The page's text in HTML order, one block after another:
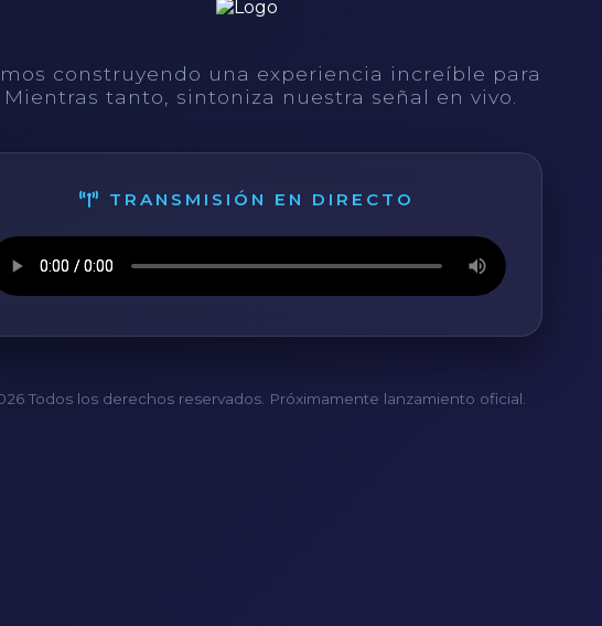
construyendo una experiencia increíble para
tanto, sintoniza nuestra señal en vivo.
TRANSMISIÓN EN DIRECTO
Todos los derechos reservados. Próximamente lanzamiento oficial.